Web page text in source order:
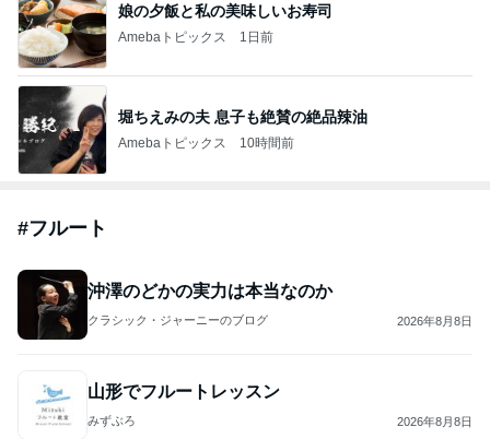
娘の夕飯と私の美味しいお寿司
Amebaトピックス 1日前
堀ちえみの夫 息子も絶賛の絶品辣油
Amebaトピックス 10時間前
#フルート
沖澤のどかの実力は本当なのか
クラシック・ジャーニーのブログ 2026年8月8日
山形でフルートレッスン
みずぶろ 2026年8月8日